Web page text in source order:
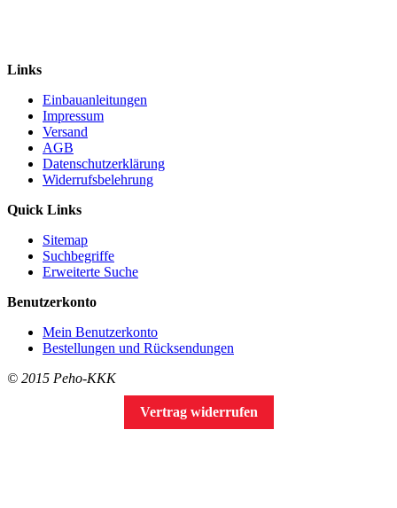
Links
Einbauanleitungen
Impressum
Versand
AGB
Datenschutzerklärung
Widerrufsbelehrung
Quick Links
Sitemap
Suchbegriffe
Erweiterte Suche
Benutzerkonto
Mein Benutzerkonto
Bestellungen und Rücksendungen
© 2015 Peho-KKK
Vertrag widerrufen